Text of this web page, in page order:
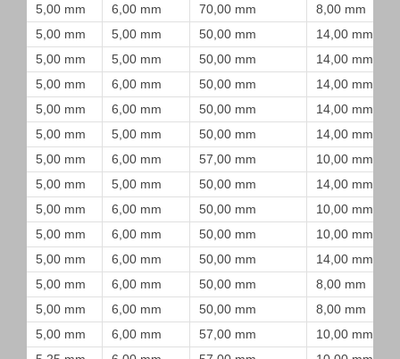
5,00 mm
6,00 mm 70,00 mm
8,00 mm
5,00 mm
5,00 mm 50,00 mm
14,00 mm
5,00 mm
5,00 mm 50,00 mm
14,00 mm
5,00 mm
6,00 mm 50,00 mm
14,00 mm
5,00 mm
6,00 mm 50,00 mm
14,00 mm
5,00 mm
5,00 mm 50,00 mm
14,00 mm
5,00 mm
6,00 mm 57,00 mm
10,00 mm
5,00 mm
5,00 mm 50,00 mm
14,00 mm
5,00 mm
6,00 mm 50,00 mm
10,00 mm
5,00 mm
6,00 mm 50,00 mm
10,00 mm
5,00 mm
6,00 mm 50,00 mm
14,00 mm
5,00 mm
6,00 mm 50,00 mm
8,00 mm
5,00 mm
6,00 mm 50,00 mm
8,00 mm
5,00 mm
6,00 mm 57,00 mm
10,00 mm